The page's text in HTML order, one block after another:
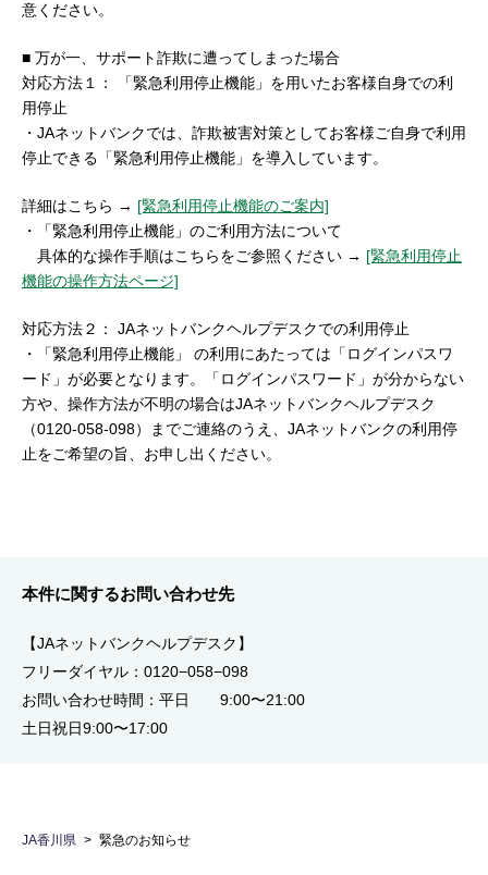
困った時は
意ください。
■ 万が一、サポート詐欺に遭ってしまった場合
対応方法１： 「緊急利用停止機能」を用いたお客様自身での利
用停止
・JAネットバンクでは、詐欺被害対策としてお客様ご自身で利用
停止できる「緊急利用停止機能」を導入しています。
詳細はこちら → [緊急利用停止機能のご案内]
・「緊急利用停止機能」のご利用方法について
具体的な操作手順はこちらをご参照ください → [緊急利用停止
機能の操作方法ページ]
対応方法２： JAネットバンクヘルプデスクでの利用停止
・「緊急利用停止機能」 の利用にあたっては「ログインパスワ
ード」が必要となります。「ログインパスワード」が分からない
方や、操作方法が不明の場合はJAネットバンクヘルプデスク
（0120-058-098）までご連絡のうえ、JAネットバンクの利用停
止をご希望の旨、お申し出ください。
本件に関するお問い合わせ先
【JAネットバンクヘルプデスク】
フリーダイヤル：0120−058−098
お問い合わせ時間：平日 9:00〜21:00
土日祝日9:00〜17:00
JA香川県 緊急のお知らせ